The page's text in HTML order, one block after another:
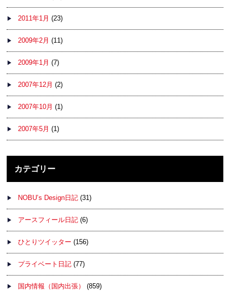
2011年1月 (23)
2009年2月 (11)
2009年1月 (7)
2007年12月 (2)
2007年10月 (1)
2007年5月 (1)
カテゴリー
NOBU’s Design日記 (31)
アースフィール日記 (6)
ひとりツイッター (156)
プライベート日記 (77)
国内情報（国内出張） (859)